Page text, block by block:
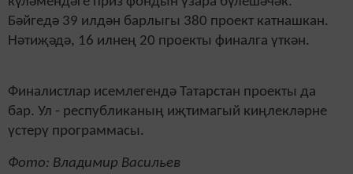
Бәйгедә 39 илдән барлыгы 380 проект катнашкан.
Нәтиҗәдә, 16 илнең 20 проекты финалга үткән.
Финалистлар исемлегендә Татарстан проекты да
бар. Ул - республиканың иҗтимагый киңлекләрне
үстерү программасы.
Фото: Владимир Васильев